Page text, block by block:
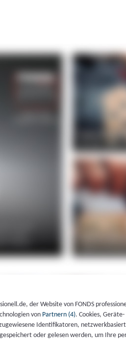
der Website von FONDS
von Partnern (4). Cookies,
Identifikatoren,
oder gelesen werden, um Ihre